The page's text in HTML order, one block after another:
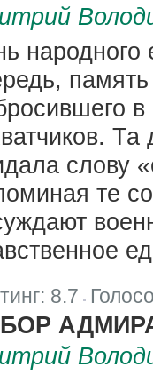
народного
слову
те
8.7 |